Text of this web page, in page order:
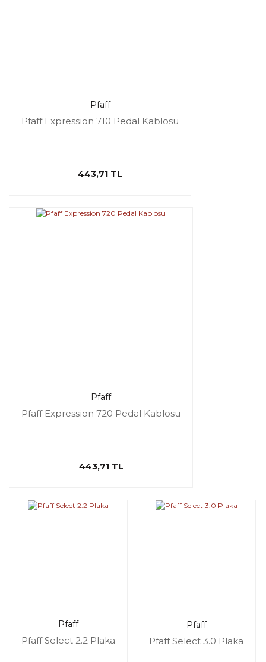
Pfaff
Pfaff Expression 710 Pedal Kablosu
443,71 TL
Pfaff
Pfaff Expression 720 Pedal Kablosu
443,71 TL
Pfaff
Pfaff Select 2.2 Plaka
Pfaff
Pfaff Select 3.0 Plaka